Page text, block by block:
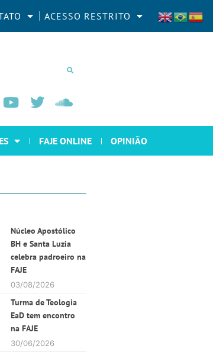
ACESSO RESTRITO
FAJE ONLINE OPINIÃO
Núcleo Apostólico
BH e Santa Luzia
celebra padroeiro na
FAJE
03/08/2026
Turma de Teologia
EaD tem encontro
na FAJE
30/06/2026